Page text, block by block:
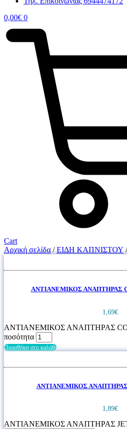
0,00€ 0
Cart
Αρχική σελίδα /ΕΙΔΗ ΚΑΠΝΙΣΤΟΥ
ΑΝΤΙΑΝΕΜΙΚΟΣ ΑΝΑΠΤΗΡΑΣ
1,69€
ΑΝΤΙΑΝΕΜΙΚΟΣ ΑΝΑΠΤΗΡΑΣ
ποσότητα
Προσθήκη στο καλάθι
ΑΝΤΙΑΝΕΜΙΚΟΣ ΑΝΑΠΤΗΡΑΣ
1,89€
ΑΝΤΙΑΝΕΜΙΚΟΣ ΑΝΑΠΤΗΡΑΣ JET